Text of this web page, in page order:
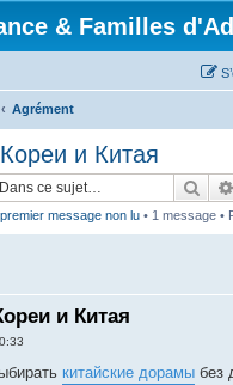
& Familles
Agrément
и Китая
message non lu• 1 message •
и Китая
китайские дорамы без